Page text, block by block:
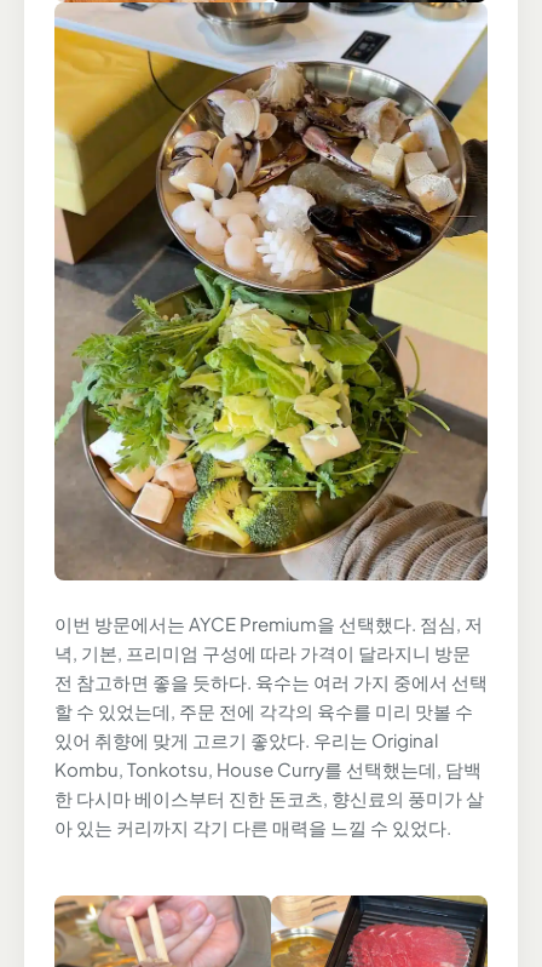
이번 방문에서는 AYCE Premium을 선택했다. 점심, 저
녁, 기본, 프리미엄 구성에 따라 가격이 달라지니 방문
전 참고하면 좋을 듯하다. 육수는 여러 가지 중에서 선택
할 수 있었는데, 주문 전에 각각의 육수를 미리 맛볼 수
있어 취향에 맞게 고르기 좋았다. 우리는 Original
Kombu, Tonkotsu, House Curry를 선택했는데, 담백
한 다시마 베이스부터 진한 돈코츠, 향신료의 풍미가 살
아 있는 커리까지 각기 다른 매력을 느낄 수 있었다.